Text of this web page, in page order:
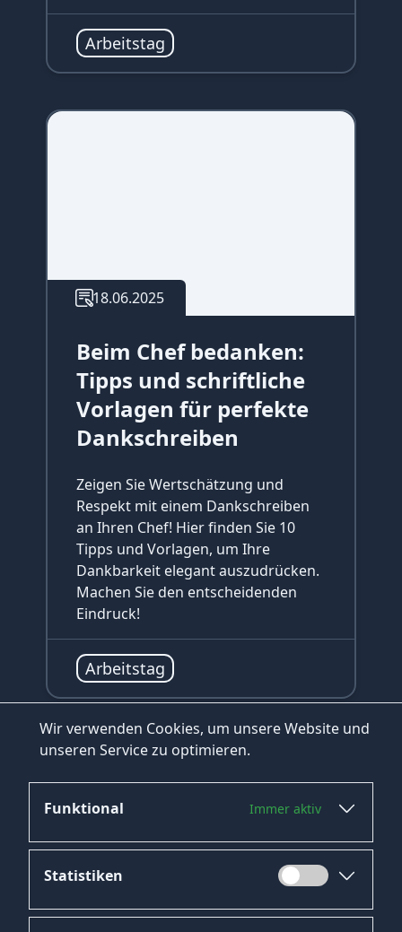
Wir verwenden Cookies, um unsere Website und
unseren Service zu optimieren.
Funktional Immer aktiv
Statistiken
INHALTSVERZEICHNIS
#Gründe für Enttäuschungen durch
Vorgesetzte
#Die Psychologie hinter Enttäuschung
Arbeitstag
18.06.2025
Beim Chef bedanken:
Tipps und schriftliche
Vorlagen für perfekte
Dankschreiben
Zeigen Sie Wertschätzung und
Respekt mit einem Dankschreiben
an Ihren Chef! Hier finden Sie 10
Tipps und Vorlagen, um Ihre
Dankbarkeit elegant auszudrücken.
Machen Sie den entscheidenden
Eindruck!
Arbeitstag
zum Blog